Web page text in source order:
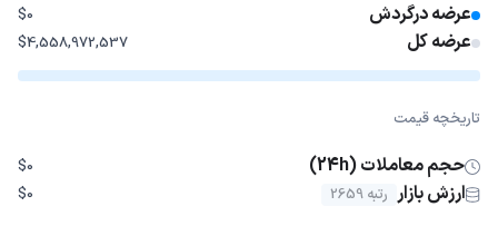
عرضه درگردش $0
عرضه کل $4,558,972,537
تاریخچه قیمت
حجم معاملات (24h) $0
ارزش بازار رتبه 2659 $0